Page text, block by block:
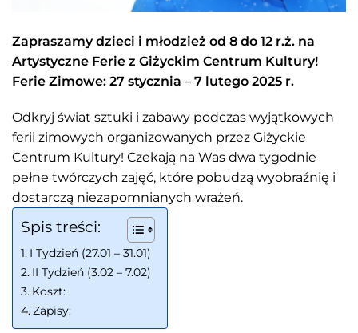
Zapraszamy dzieci i młodzież od 8 do 12 r.ż. na
Artystyczne Ferie z Giżyckim Centrum Kultury!
Ferie Zimowe: 27 stycznia – 7 lutego 2025 r.
Odkryj świat sztuki i zabawy podczas wyjątkowych
ferii zimowych organizowanych przez Giżyckie
Centrum Kultury! Czekają na Was dwa tygodnie
pełne twórczych zajęć, które pobudzą wyobraźnię i
dostarczą niezapomnianych wrażeń.
Spis treści:
I Tydzień (27.01 – 31.01)
II Tydzień (3.02 – 7.02)
Koszt:
Zapisy: